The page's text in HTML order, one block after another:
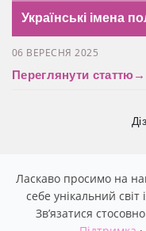
Українські імена
06 ВЕРЕСНЯ 2025
Переглянути статтю→
Ласкаво просимо на
себе унікальний
Звʼязатися